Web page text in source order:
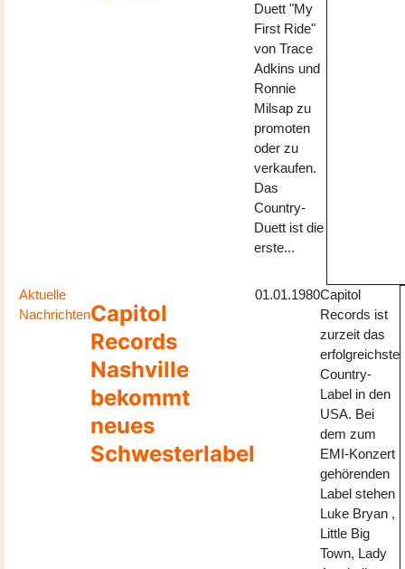
Duett "My
First Ride"
von Trace
Adkins und
Ronnie
Milsap zu
promoten
oder zu
verkaufen.
Das
Country-
Duett ist die
erste...
Aktuelle
NachrichtenCapitol
Records
Nashville
bekommt
neues
Schwesterlabel
01.01.1980Capitol
Records ist
zurzeit das
erfolgreichste
Country-
Label in den
USA. Bei
dem zum
EMI-Konzert
gehörenden
Label stehen
Luke Bryan ,
Little Big
Town, Lady